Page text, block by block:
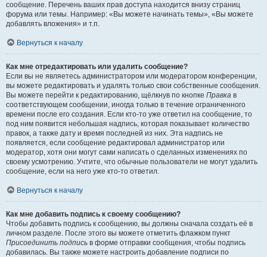
сообщение. Перечень ваших прав доступа находится внизу страниц
форума или темы. Например: «Вы можете начинать темы», «Вы можете
добавлять вложения» и т.п.
Вернуться к началу
Как мне отредактировать или удалить сообщение?
Если вы не являетесь администратором или модератором конференции,
вы можете редактировать и удалять только свои собственные сообщения.
Вы можете перейти к редактированию, щёлкнув по кнопке Правка в
соответствующем сообщении, иногда только в течение ограниченного
времени после его создания. Если кто-то уже ответил на сообщение, то
под ним появится небольшая надпись, которая показывает количество
правок, а также дату и время последней из них. Эта надпись не
появляется, если сообщение редактировал администратор или
модератор, хотя они могут сами написать о сделанных изменениях по
своему усмотрению. Учтите, что обычные пользователи не могут удалить
сообщение, если на него уже кто-то ответил.
Вернуться к началу
Как мне добавить подпись к своему сообщению?
Чтобы добавить подпись к сообщению, вы должны сначала создать её в
личном разделе. После этого вы можете отметить флажком пункт
Присоединить подпись в форме отправки сообщения, чтобы подпись
добавилась. Вы также можете настроить добавление подписи по